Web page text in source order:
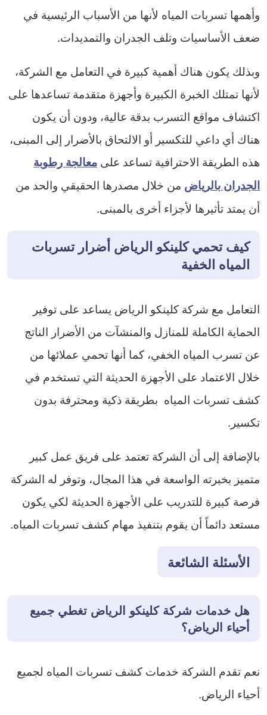
وأهمها تسربات المياه لأنها من الأسباب الرئيسية في
ضعف الأساسيات وتلف الجدران والتمديدات.
وبذلك يكون هناك أهمية كبيرة في التعامل مع الشركة،
لأنها تمتلك الخبرة الكبيرة وأجهزة متقدمة تساعدها على
اكتشاف مواقع التسرب بدقة عالية، ودون أن يكون
هناك أي داعي للتكسير أو الالتحاق بالأضرار إلى المبنى،
هذه الطريقة الاحترافية تساعد على معالجة رطوبة
الجدران بالرياض من خلال مصدرها الحقيقي والحد من
أن يمتد تأثيرها لأجزاء أخرى بالمبنى.
كيف تحمي كلينكو الرياض أضرار تسربات
المياه الخفية
التعامل مع شركة كلينكو الرياض يساعد على توفير
الحماية الكاملة للمنازل والمنشآت من الأضرار الناتج
عن تسرب المياه الخفي، كما أنها تحمي عملائها من
خلال الاعتماد على الأجهزة الحديثة التي تستخدم في
كشف تسربات المياه بطريقة ذكية ومحترفة بدون
تكسير.
بالإضافة إلى أن الشركة تعتمد على فريق عمل كبير
متميز بخبرته الواسعة في هذا المجال، وتوفر له الشركة
فرصة كبيرة للتدريب على الأجهزة الحديثة لكي يكون
مستعد دائماً أن يقوم بتنفيذ مهام كشف تسربات المياه.
الأسئلة الشائعة
هل خدمات شركة كلينكو الرياض تغطي جميع
أحياء الرياض؟
نعم تقدم الشركة خدمات كشف تسربات المياه لجميع
أحياء الرياض.